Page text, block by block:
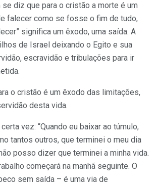
se diz que para o cristão a morte é um
falecer como se fosse o fim de tudo,
significa um êxodo, uma saída. A
de Israel deixando o Egito e sua
escravidão e tribulações para ir
o cristão é um êxodo das limitações,
desta vida.
vez: “Quando eu baixar ao túmulo,
tantos outros, que terminei o meu dia
posso dizer que terminei a minha vida.
começará na manhã seguinte. O
sem saída – é uma via de